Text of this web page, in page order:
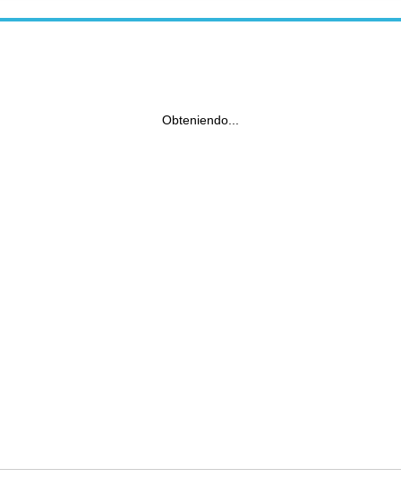
Obteniendo...